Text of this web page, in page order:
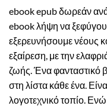
ebook epub δωρεάν
ebook λήψη να
εξερευνήσουμε νέους
εξαίρεση, με την
ζωής. Ένα φανταστικό
στη λίστα κάθε ένα.
λογοτεχνικό τοπίο. Ενώ